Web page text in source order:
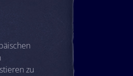
zu